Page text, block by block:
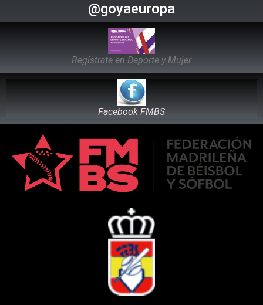
@goyaeuropa
Regístrate en Deporte y Mujer
Facebook FMBS